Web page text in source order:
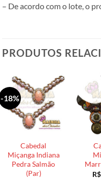
– De acordo com o lote, o
PRODUTOS
-18%
Cabedal
Miçanga Indiana
Pedra Salmão
(Par)
R$